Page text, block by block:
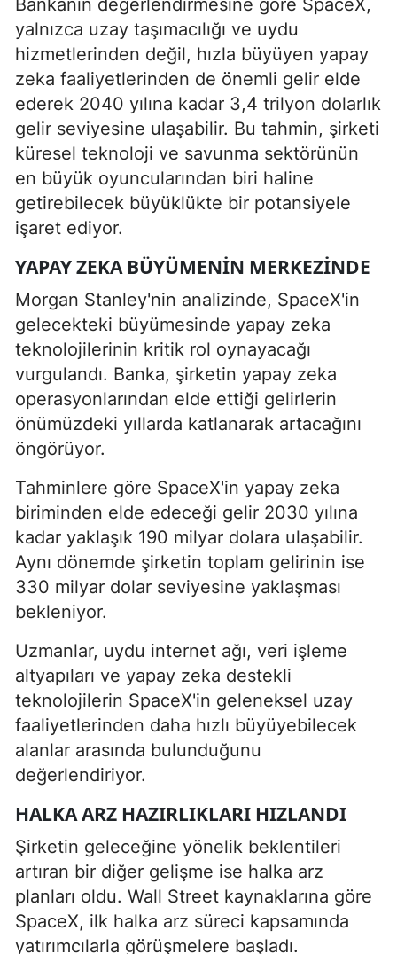
yalnızca uzay taşımacılığı ve uydu
hizmetlerinden değil, hızla büyüyen yapay
zeka faaliyetlerinden de önemli gelir elde
ederek 2040 yılına kadar 3,4 trilyon dolarlık
gelir seviyesine ulaşabilir. Bu tahmin, şirketi
küresel teknoloji ve savunma sektörünün
en büyük oyuncularından biri haline
getirebilecek büyüklükte bir potansiyele
işaret ediyor.
YAPAY ZEKA BÜYÜMENIN MERKEZINDE
Morgan Stanley'nin analizinde, SpaceX'in
gelecekteki büyümesinde yapay zeka
teknolojilerinin kritik rol oynayacağı
vurgulandı. Banka, şirketin yapay zeka
operasyonlarından elde ettiği gelirlerin
önümüzdeki yıllarda katlanarak artacağını
öngörüyor.
Tahminlere göre SpaceX'in yapay zeka
biriminden elde edeceği gelir 2030 yılına
kadar yaklaşık 190 milyar dolara ulaşabilir.
Aynı dönemde şirketin toplam gelirinin ise
330 milyar dolar seviyesine yaklaşması
bekleniyor.
Uzmanlar, uydu internet ağı, veri işleme
altyapıları ve yapay zeka destekli
teknolojilerin SpaceX'in geleneksel uzay
faaliyetlerinden daha hızlı büyüyebilecek
alanlar arasında bulunduğunu
değerlendiriyor.
HALKA ARZ HAZIRLIKLARI HIZLANDI
Şirketin geleceğine yönelik beklentileri
artıran bir diğer gelişme ise halka arz
planları oldu. Wall Street kaynaklarına göre
SpaceX, ilk halka arz süreci kapsamında
yatırımcılarla görüşmelere başladı.